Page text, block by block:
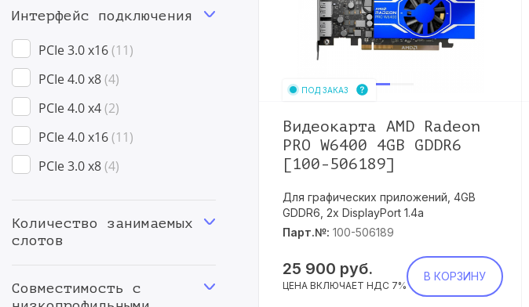
Интерфейс подключения
PCIe 3.0 x16 11
PCIe 4.0 x8 4
PCIe 4.0 x4 2
PCIe 4.0 x16 11
PCIe 3.0 x8 4
Количество занимаемых
слотов
Совместимость с
ПОД ЗАКАЗ
Видеокарта AMD Radeon
PRO W6400 4GB GDDR6
[100-506189]
Для графических приложений, 4GB
GDDR6, 2x DisplayPort 1.4a
Парт.№: 100-506189
25 900 руб.
ЦЕНА ВКЛЮЧАЕТ НДС 7%
В КОРЗИНУ